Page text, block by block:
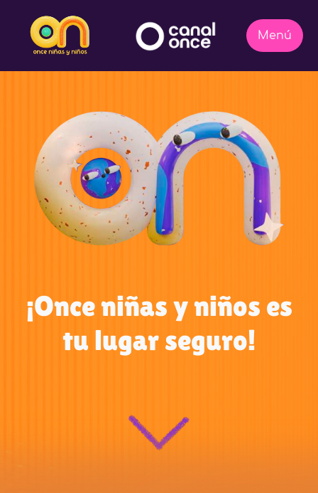
¡Once niñas y niños es
tu lugar seguro!